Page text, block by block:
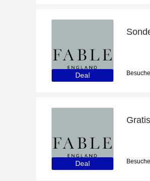
Deal
Deal